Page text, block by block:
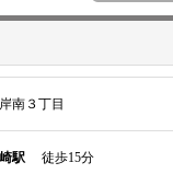
南３丁目
駅 徒歩15分